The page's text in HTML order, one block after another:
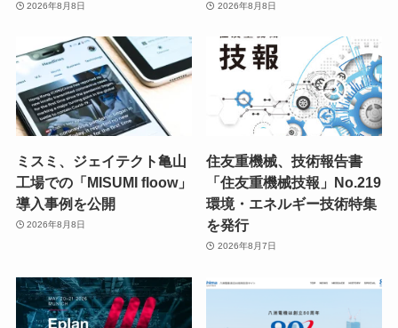
2026年8月8日 2026年8月8日
ミスミ、ジェイテクト亀山
工場での「MISUMI floow」
導入事例を公開
2026年8月8日
住友重機械、技術報告書
「住友重機械技報」No.219
環境・エネルギー技術特集
を発行
2026年8月7日